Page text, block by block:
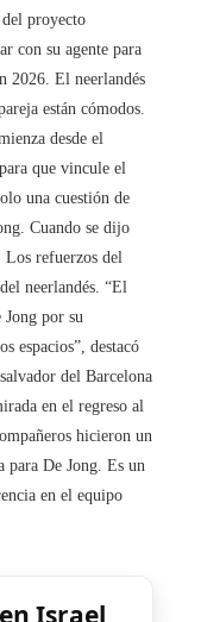
proyecto
con su agente para
2026. El neerlandés
están cómodos.
desde el
que vincule el
una cuestión de
Cuando se dijo
Los refuerzos del
neerlandés. “El
Jong por su
espacios”, destacó
del Barcelona
en el regreso al
hicieron un
para De Jong. Es un
en el equipo
Israel